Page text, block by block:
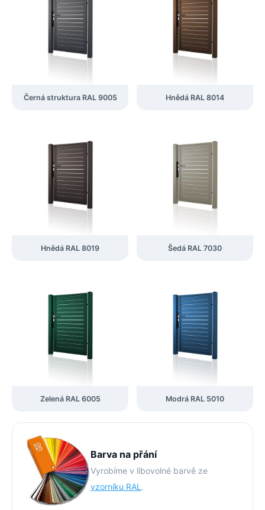
Černá struktura RAL 9005 Hnědá RAL 8014
Hnědá RAL 8019 Šedá RAL 7030
Zelená RAL 6005 Modrá RAL 5010
Barva na přání
Vyrobíme v libovolné barvě ze
vzorníku RAL .